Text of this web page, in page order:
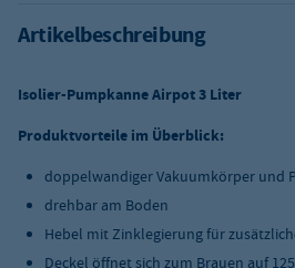
Artikelbeschreibung
Isolier-Pumpkanne Airpot 3 Liter
Produktvorteile im Überblick:
doppelwandiger Vakuumkörper und
drehbar am Boden
Hebel mit Zinklegierung für
Deckel öffnet sich zum Brauen auf